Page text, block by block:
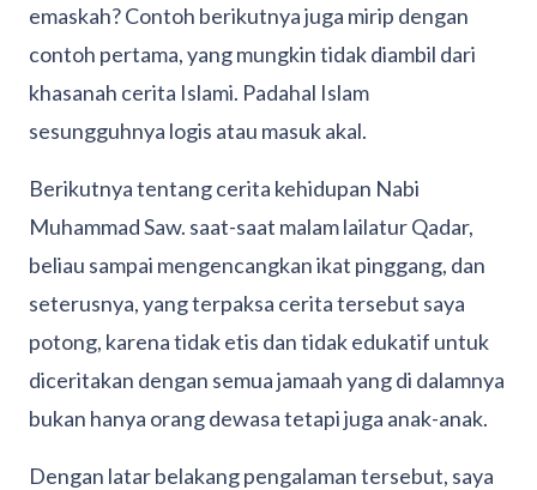
emaskah? Contoh berikutnya juga mirip dengan
contoh pertama, yang mungkin tidak diambil dari
khasanah cerita Islami. Padahal Islam
sesungguhnya logis atau masuk akal.
Berikutnya tentang cerita kehidupan Nabi
Muhammad Saw. saat-saat malam lailatur Qadar,
beliau sampai mengencangkan ikat pinggang, dan
seterusnya, yang terpaksa cerita tersebut saya
potong, karena tidak etis dan tidak edukatif untuk
diceritakan dengan semua jamaah yang di dalamnya
bukan hanya orang dewasa tetapi juga anak-anak.
Dengan latar belakang pengalaman tersebut, saya